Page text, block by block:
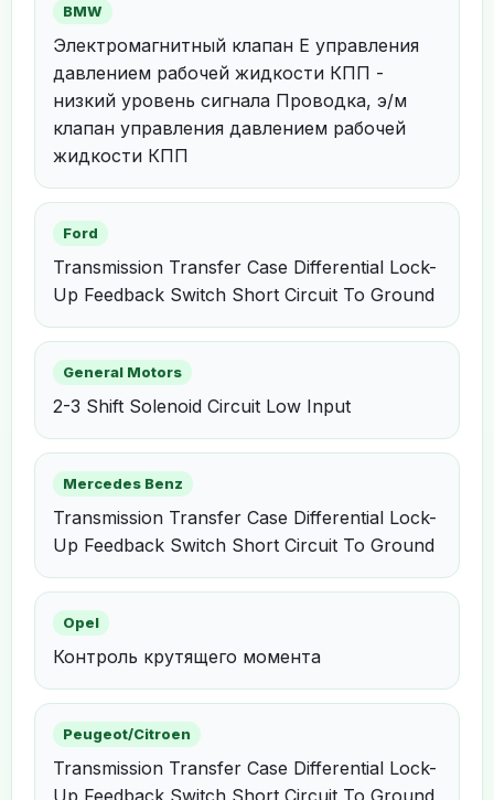
BMW
Электромагнитный клапан E управления
давлением рабочей жидкости КПП -
низкий уровень сигнала Проводка, э/м
клапан управления давлением рабочей
жидкости КПП
Ford
Transmission Transfer Case Differential Lock-
Up Feedback Switch Short Circuit To Ground
General Motors
2-3 Shift Solenoid Circuit Low Input
Mercedes Benz
Transmission Transfer Case Differential Lock-
Up Feedback Switch Short Circuit To Ground
Opel
Контроль крутящего момента
Peugeot/Citroen
Transmission Transfer Case Differential Lock-
Up Feedback Switch Short Circuit To Ground